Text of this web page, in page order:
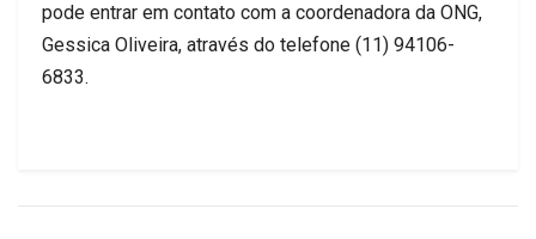
pode entrar em contato com a coordenadora da ONG,
Gessica Oliveira, através do telefone (11) 94106-
6833.